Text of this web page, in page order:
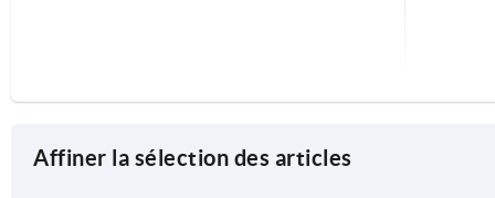
Affiner la sélection des articles